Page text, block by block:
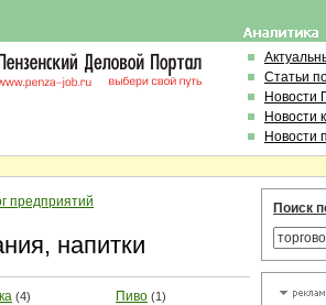
Статьи
Новости
Новости
Новости
предприятий
напитки
(4) Пиво (1)
Поиск